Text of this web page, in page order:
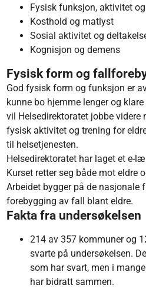
Fysisk funksjon, aktivitet
Kosthold og matlyst
Sosial aktivitet og
Kognisjon og demens
Fysisk form og
God fysisk form og funksjon er
kunne bo hjemme lenger og
vil Helsedirektoratet jobbe
fysisk aktivitet og trening for
til helsetjenesten.
Helsedirektoratet har laget et e-
Kurset retter seg både mot eldre
Arbeidet bygger på de nasjonale
forebygging av fall blant eldre.
Fakta fra undersøkelsen
214 av 357 kommuner og
svarte på undersøkelsen.
som har svart, men i
har bidratt sammen.